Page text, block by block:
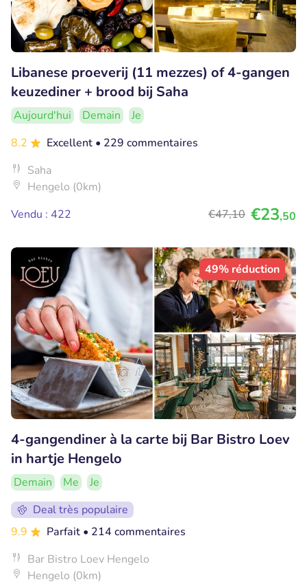
Libanese proeverij (11 mezzes) of 4-gangen
keuzediner + brood bij Saha
Aujourd'hui Demain
Je
8.2
Excellent • 229 commentaires
Saha
Hengelo (0km)
Vendu : 422
€47,10 €23,50
49% réduction
4-gangendiner à la carte bij Bar Bistro Loev
in hartje Hengelo
Demain Me
Je
Deal très populaire
9.9
Parfait • 214 commentaires
Bar Bistro Loev Hengelo
Hengelo (0km)